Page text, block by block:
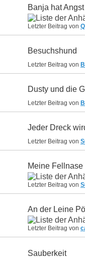
Banja hat Angst
Letzter Beitrag von
Besuchshund
Letzter Beitrag von
Dusty und die
Letzter Beitrag von
Jeder Dreck
Letzter Beitrag von
Meine
Letzter Beitrag von
An der Leine
Letzter Beitrag von
Sauberkeit